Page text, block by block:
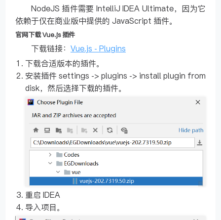
NodeJS 插件需要 IntelliJ IDEA Ultimate，因为它
依赖于仅在商业版中提供的 JavaScript 插件。
官网下载 Vue.js 插件
下载链接： Vue.js - Plugins
下载合适版本的插件。
安装插件 settings -> plugins -> install plugin from
disk，然后选择下载的插件。
重启 IDEA
导入项目。